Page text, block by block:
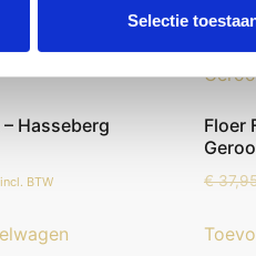
Selectie
Hasseberg
incl. BTW
Floer
€